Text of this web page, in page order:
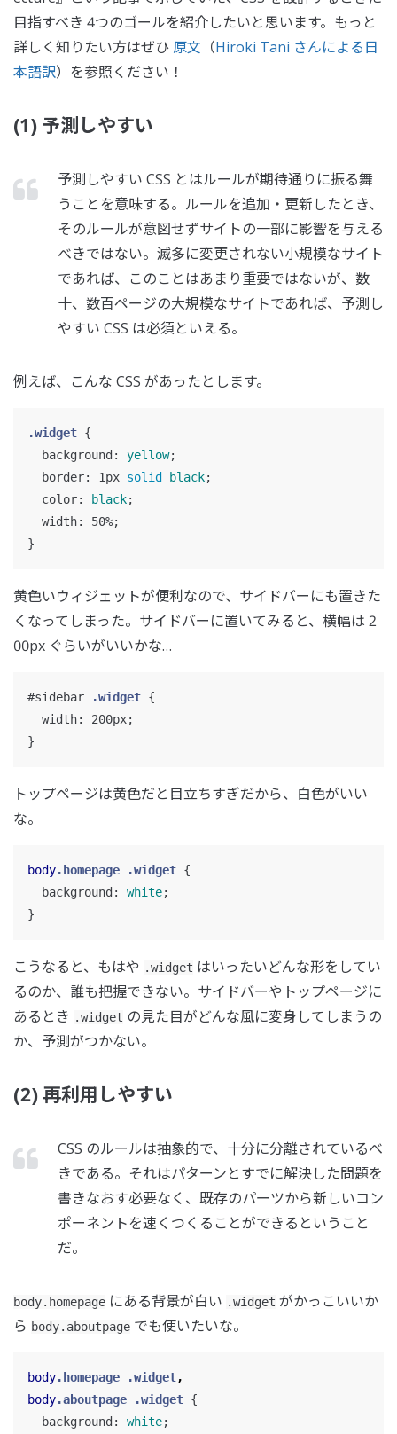
目指すべき 4つのゴールを紹介したいと思います。もっと
詳しく知りたい方はぜひ 原文 （Hiroki Tani さんによる日
本語訳）を参照ください！
(1) 予測しやすい
予測しやすい CSS とはルールが期待通りに振る舞
うことを意味する。ルールを追加・更新したとき、
そのルールが意図せずサイトの一部に影響を与える
べきではない。滅多に変更されない小規模なサイト
であれば、このことはあまり重要ではないが、数
十、数百ページの大規模なサイトであれば、予測し
やすい CSS は必須といえる。
例えば、こんな CSS があったとします。
.widget {
background : yellow;
border: 1px solid black;
color: black;
width: 50%;
}
黄色いウィジェットが便利なので、サイドバーにも置きた
くなってしまった。サイドバーに置いてみると、横幅は 2
00px ぐらいがいいかな…
#sidebar .widget {
width: 200px;
}
トップページは黄色だと目立ちすぎだから、白色がいい
な。
body.homepage .widget {
background : white;
}
こうなると、もはや .widget はいったいどんな形をしてい
るのか、誰も把握できない。サイドバーやトップページに
あるとき .widget の見た目がどんな風に変身してしまうの
か、予測がつかない。
(2) 再利用しやすい
CSS のルールは抽象的で、十分に分離されているべ
きである。それはパターンとすでに解決した問題を
書きなおす必要なく、既存のパーツから新しいコン
ポーネントを速くつくることができるということ
だ。
body.homepage にある背景が白い .widget がかっこいいか
ら body.aboutpage でも使いたいな。
body.homepage .widget,
body.aboutpage .widget {
background : white;